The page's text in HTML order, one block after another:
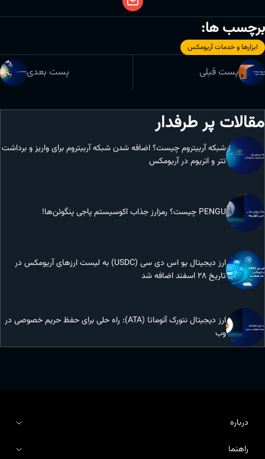
برچسب ها:
ابزارها و خدمات آریومکس
پست قبلی پست بعدی
مقالات پر طرفدار
شبکه آربیتروم چیست؟ اضافه شدن شبکه آربیتروم برای واریز و برداشت
تتر و اتریوم در آریومکس
PENGU چیست؟ رمزارز جذاب اکوسیستم پاجی پنگوئن‌ها!
ارز دیجیتال یو اس دی سی (USDC) به لیست ارزهای آریومکس در
تاریخ 28 اسفند اضافه شد
ارز دیجیتال نتورک آتوماتا (ATA): راه حلی برای حفظ حریم خصوصی در
وب
درباره
درباره آریومکس
راهنما